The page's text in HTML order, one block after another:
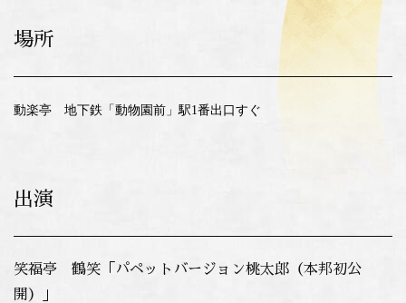
場所
動楽亭 地下鉄「動物園前」駅1番出口すぐ
出演
笑福亭 鶴笑「パペットバージョン桃太郎（本邦初公
開）」